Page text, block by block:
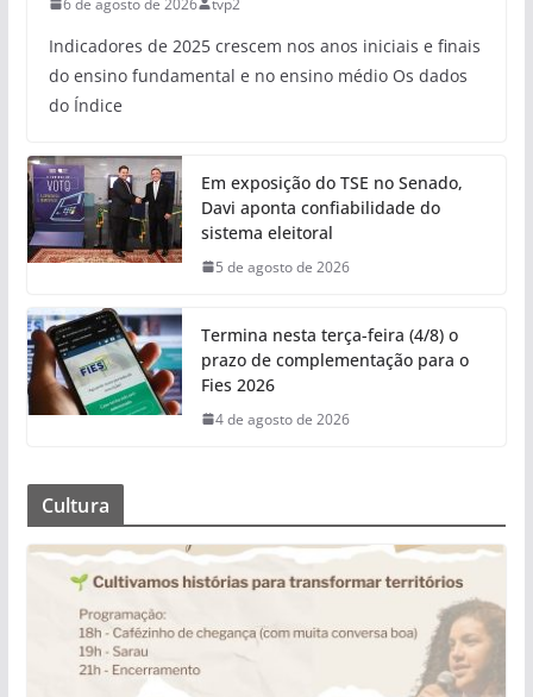
Indicadores de 2025 crescem nos anos iniciais e finais
do ensino fundamental e no ensino médio Os dados
do Índice
Em exposição do TSE no Senado,
Davi aponta confiabilidade do
sistema eleitoral
5 de agosto de 2026
Termina nesta terça-feira (4/8) o
prazo de complementação para o
Fies 2026
4 de agosto de 2026
Cultura